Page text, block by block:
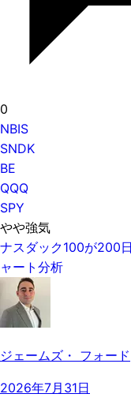
0
NBIS
SNDK
BE
QQQ
SPY
やや強気
ナスダック100が200
ャート分析
ジェームズ・ フォード
2026年7月31日